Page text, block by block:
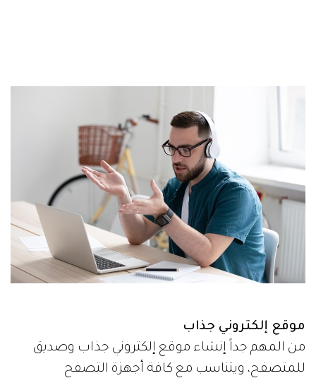
موقع إلكتروني جذاب
من المهم جداً إنشاء موقع إلكتروني جذاب وصديق
للمتصفح، ويتناسب مع كافة أجهزة التصفح